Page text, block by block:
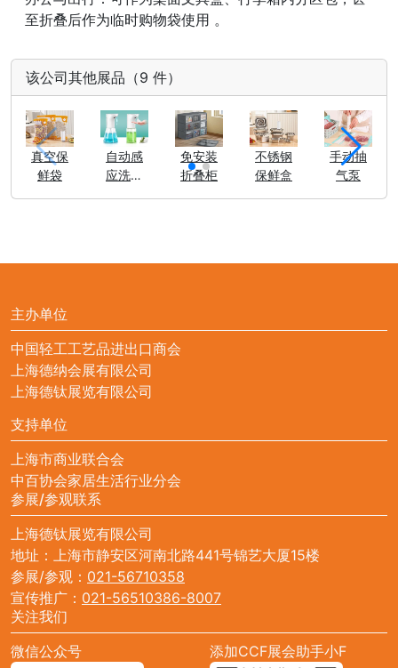
至折叠后作为临时购物袋使用 。
该公司其他展品（9 件）
真空保
鲜袋
自动感
应洗手
免安装
折叠柜
不锈钢
保鲜盒
手动抽
气泵
主办单位
中国轻工工艺品进出口商会
上海德纳会展有限公司
上海德钛展览有限公司
支持单位
上海市商业联合会
中百协会家居生活行业分会
参展/参观联系
上海德钛展览有限公司
地址：上海市静安区河南北路441号锦艺大厦15楼
参展/参观： 021-56710358
宣传推广： 021-56510386-8007
关注我们
微信公众号
添加CCF展会助手小F